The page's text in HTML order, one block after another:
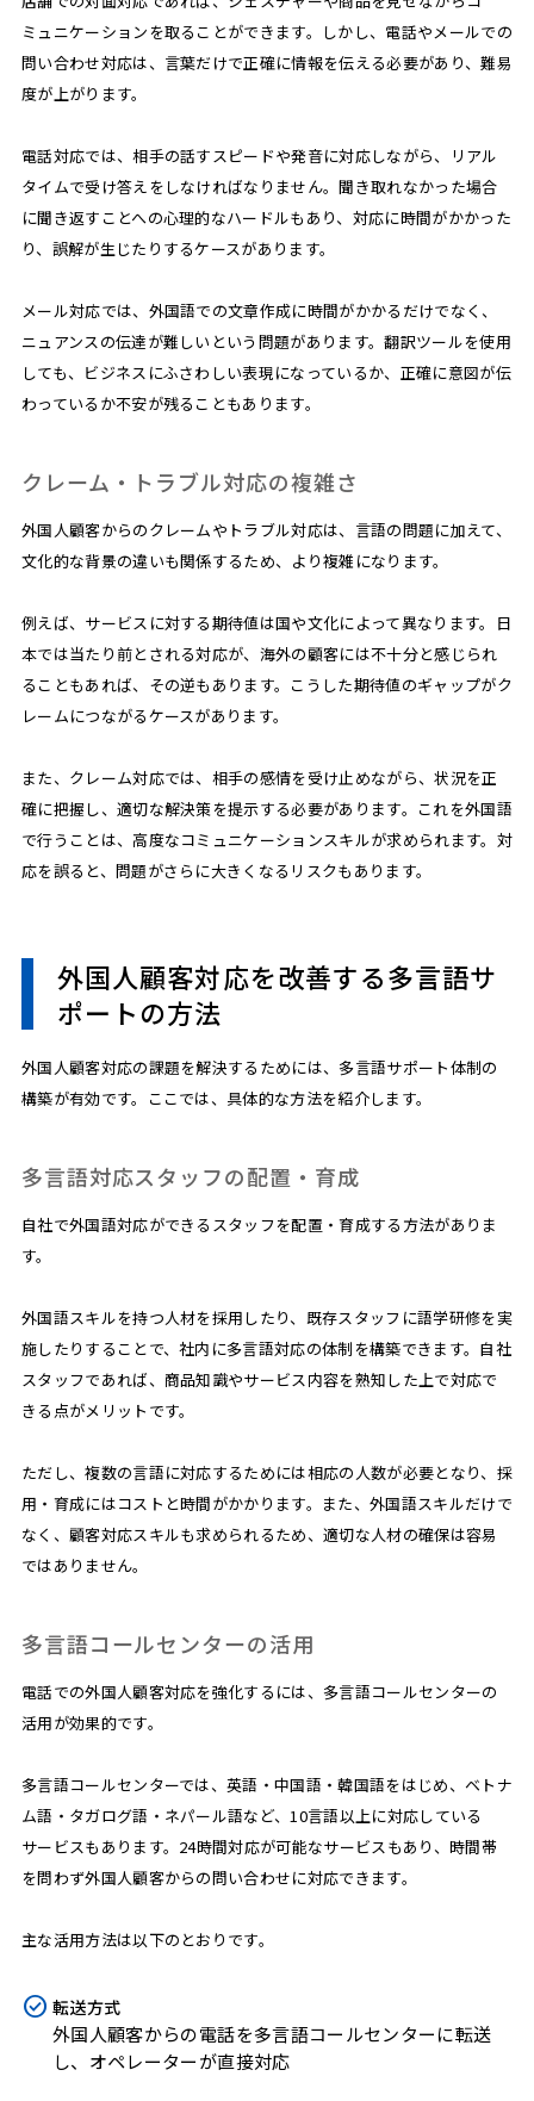
ミュニケーションを取ることができます。しかし、電話やメールでの
問い合わせ対応は、言葉だけで正確に情報を伝える必要があり、難易
度が上がります。
電話対応では、相手の話すスピードや発音に対応しながら、リアル
タイムで受け答えをしなければなりません。聞き取れなかった場合
に聞き返すことへの心理的なハードルもあり、対応に時間がかかった
り、誤解が生じたりするケースがあります。
メール対応では、外国語での文章作成に時間がかかるだけでなく、
ニュアンスの伝達が難しいという問題があります。翻訳ツールを使用
しても、ビジネスにふさわしい表現になっているか、正確に意図が伝
わっているか不安が残ることもあります。
クレーム・トラブル対応の複雑さ
外国人顧客からのクレームやトラブル対応は、言語の問題に加えて、
文化的な背景の違いも関係するため、より複雑になります。
例えば、サービスに対する期待値は国や文化によって異なります。日
本では当たり前とされる対応が、海外の顧客には不十分と感じられ
ることもあれば、その逆もあります。こうした期待値のギャップがク
レームにつながるケースがあります。
また、クレーム対応では、相手の感情を受け止めながら、状況を正
確に把握し、適切な解決策を提示する必要があります。これを外国語
で行うことは、高度なコミュニケーションスキルが求められます。対
応を誤ると、問題がさらに大きくなるリスクもあります。
外国人顧客対応を改善する多言語サ
ポートの方法
外国人顧客対応の課題を解決するためには、多言語サポート体制の
構築が有効です。ここでは、具体的な方法を紹介します。
多言語対応スタッフの配置・育成
自社で外国語対応ができるスタッフを配置・育成する方法がありま
す。
外国語スキルを持つ人材を採用したり、既存スタッフに語学研修を実
施したりすることで、社内に多言語対応の体制を構築できます。自社
スタッフであれば、商品知識やサービス内容を熟知した上で対応で
きる点がメリットです。
ただし、複数の言語に対応するためには相応の人数が必要となり、採
用・育成にはコストと時間がかかります。また、外国語スキルだけで
なく、顧客対応スキルも求められるため、適切な人材の確保は容易
ではありません。
多言語コールセンターの活用
電話での外国人顧客対応を強化するには、多言語コールセンターの
活用が効果的です。
多言語コールセンターでは、英語・中国語・韓国語をはじめ、ベトナ
ム語・タガログ語・ネパール語など、10言語以上に対応している
サービスもあります。24時間対応が可能なサービスもあり、時間帯
を問わず外国人顧客からの問い合わせに対応できます。
主な活用方法は以下のとおりです。
転送方式
外国人顧客からの電話を多言語コールセンターに転送
し、オペレーターが直接対応